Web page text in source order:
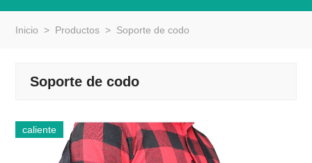
Inicio > Productos > Soporte de codo
Soporte de codo
caliente